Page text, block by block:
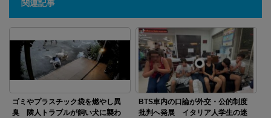
関連記事
ゴミやプラスチック袋を燃やし異
臭 隣人トラブルが飼い犬に襲わ
BTS車内の口論が外交・公的制度
批判へ発展 イタリア人学生の迷